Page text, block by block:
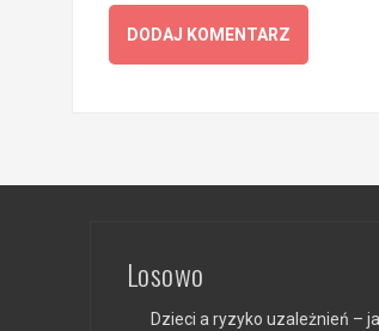
Losowo
Dzieci a ryzyko uzależnień –